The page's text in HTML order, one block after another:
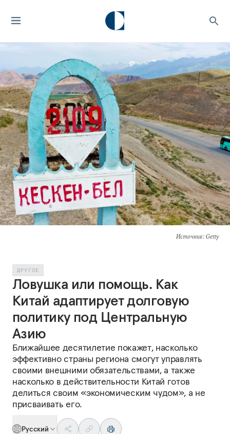
Источник: Getty
ДРУГОЕ
Ловушка или помощь. Как
Китай адаптирует долговую
политику под Центральную
Азию
Ближайшее десятилетие покажет, насколько
эффективно страны региона смогут управлять
своими внешними обязательствами, а также
насколько в действительности Китай готов
делиться своим «экономическим чудом», а не
присваивать его.
Русский